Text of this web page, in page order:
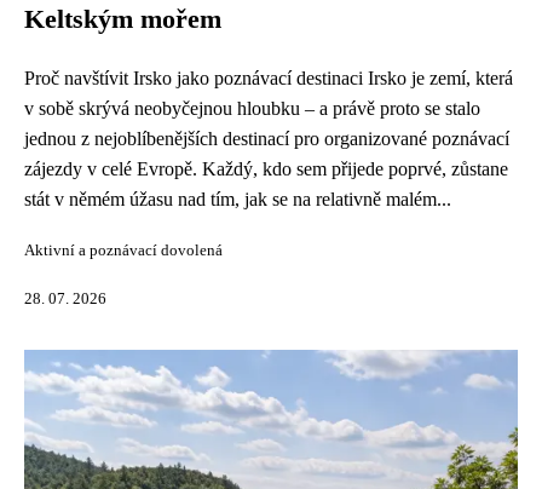
Keltským mořem
Proč navštívit Irsko jako poznávací destinaci Irsko je zemí, která
v sobě skrývá neobyčejnou hloubku – a právě proto se stalo
jednou z nejoblíbenějších destinací pro organizované poznávací
zájezdy v celé Evropě. Každý, kdo sem přijede poprvé, zůstane
stát v němém úžasu nad tím, jak se na relativně malém...
Aktivní a poznávací dovolená
28. 07. 2026